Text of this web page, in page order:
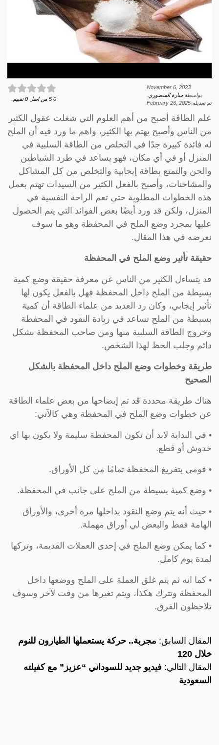
November 6, 2023
بواسطةسارة المنصوري
تم تعديله February 26, 2025
0
5 من اصل 0 تقييم.
علم الطاقة أصبح من أهم العلوم التي شغلت عقول الكثير
من الناس وأصبح يهتم بها الكثير، واهم ما ورد فيه أن الملح
له فائدة كبيرة جدًا في التخلص من الطاقة السلبية في
المنزل أو في أي مكان، فهو يساعد في طرد الشياطين
والجن والتمتع بطاقة إيجابية والتخلص من كل المشاكل
والمشاحنات، وأصبح بالفعل الكثير من السيدات تهتم بعمل
هذه الخطوات المطلوبة حتى تعم الراحة النفسية في
المنزل، ولكن قد ورد أيضًا بعض الفوائد التي يتم الحصول
عليها بمجرد وضع الملح في المحفظة وهو ما سوف
نعرضه في هذا المقال.
حقيقة تأثير وضع الملح في المحفظة
قد يتساءل الكثير من الناس عن معرفة حقيقة وضع كمية
بسيطة من الملح داخل المحفظة فهل بالفعل يكون لها
تأثير إيجابي، وكان رد العديد من علماء الطاقة أن كمية
بسيطة من الملح تساعد في زيادة النقود في المحفظة
وخروج الطاقة السلبية منها ومن صاحب المحفظة بشكل
دائم وجلب الحظ لهذا الشخص.
طريقة وخطوات وضع الملح داخل المحفظة بالشكل
الصحيح
هناك طريقة محددة قد تم إيضاحها من بعض علماء الطاقة
عن خطوات وضع الملح في المحفظة وهي كالآتي:
• في البداية لابد أن تكون المحفظة سليمة ولا يكون بها اي
خدوش أو قطع.
• قومي بتفريغ المحفظة تمامًا من كل الأوراق.
• وضع كمية بسيطة من الملح على جانب في المحفظة.
• حيث أنه يتم وضع النقود بداخلها مرة أخرى، والأوراق
الهامة فقط والبعض لي أوراق مهملة.
• كما يمكن وضع الملح في إحدى العملات القديمة، وتركها
لمدة يوم كامل.
• كما انه ثم يتم غلق العملة على الملح ووضعها داخل
المحفظة وتترك هكذا، ويتم تغيرها من وقت لآخر وسوف
تلاحظون الفرق.
المقال السابق: مجربة.. حركة يستعملها الطيارون للنوم
خلال 120
المقال التالي: فيديو جديد للسوداني “عزيز” مع كفيلته
السعودية